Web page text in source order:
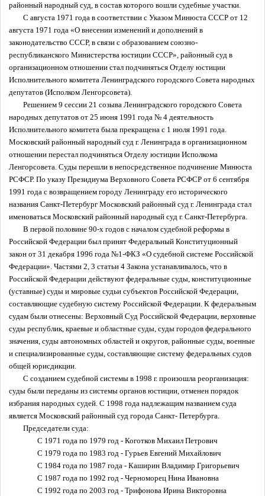
районный народный суд, в состав которого вошли судебные участки.
С августа 1971 года в соответствии с Указом Минюста СССР от 12
августа 1971 года «О внесении изменений и дополнений в
законодательство СССР, в связи с образованием союзно-
республиканского Министерства юстиции СССР», районный суд в
организационном отношении стал подчиняться Отделу юстиции
Исполнительного комитета Ленинградского городского Совета народных
депутатов (Исполком Ленгорсовета).
Решением 9 сессии 21 созыва Ленинградского городского Совета
народных депутатов от 25 июня 1991 года № 4 деятельность
Исполнительного комитета была прекращена с 1 июля 1991 года.
Московский районный народный суд г. Ленинграда в организационном
отношении перестал подчиняться Отделу юстиции Исполкома
Ленгорсовета. Суды перешли в непосредственное подчинение Минюста
РСФСР. По указу Президиума Верховного Совета РСФСР от 6 сентября
1991 года с возвращением городу Ленинграду его исторического
названия Санкт-Петербург Московский районный суд г. Ленинграда стал
именоваться Московский районный народный суд г. Санкт-Петербурга.
В первой половине 90-х годов с началом судебной реформы в
Российской Федерации был принят Федеральный Конституционный
закон от 31 декабря 1996 года №1-ФКЗ «О судебной системе Российской
Федерации». Частями 2, 3 статьи 4 Закона устанавливалось, что в
Российской Федерации действуют федеральные суды, конституционные
(уставные) суды и мировые судьи субъектов Российской Федерации,
составляющие судебную систему Российской Федерации. К федеральным
судам были отнесены: Верховный Суд Российской Федерации, верховные
суды республик, краевые и областные суды, суды городов федерального
значения, суды автономных областей и округов, районные суды, военные
и специализированные суды, составляющие систему федеральных судов
общей юрисдикции.
С созданием судебной системы в 1998 г. произошла реорганизация:
суды были переданы из системы органов юстиции, отменен порядок
избрания народных судей. С 1998 года надлежащим названием суда
является Московский районный суд города Санкт- Петербурга.
Председатели суда:
С 1971 года по 1979 год - Коготков Михаил Петрович
С 1979 года по 1983 год - Гурьев Евгений Михайлович
С 1984 года по 1987 года - Каширин Владимир Григорьевич
С 1987 года по 1992 год - Черноморец Нина Ивановна
С 1992 года по 2003 год - Трифонова Ирина Викторовна